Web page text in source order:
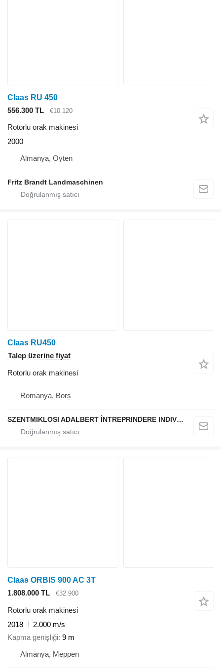
Claas RU 450
556.300 TL
€10.120
Rotorlu orak makinesi
2000
Almanya, Oyten
Fritz Brandt Landmaschinen
Claas RU450
Talep üzerine fiyat
Rotorlu orak makinesi
Romanya, Borș
SZENTMIKLOSI ADALBERT ÎNTREPRINDERE INDIVIDUALĂ
Claas ORBIS 900 AC 3T
1.808.000 TL
€32.900
Rotorlu orak makinesi
2018
2.000 m/s
Kapma genişliği 9 m
Almanya, Meppen